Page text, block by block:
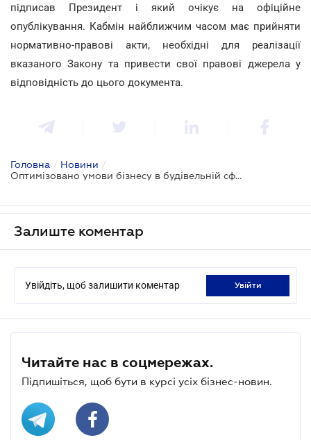
підписав Президент і який очікує на офіційне
опублікування. Кабмін найближчим часом має прийняти
нормативно-правові акти, необхідні для реалізації
вказаного Закону та привести свої правові джерела у
відповідність до цього документа.
Головна / Новини /
Оптимізовано умови бізнесу в будівельній сфері
Залиште коментар
Увійдіть, щоб залишити коментар увійти
Читайте нас в соцмережах.
Підпишіться, щоб бути в курсі усіх бізнес-новин.